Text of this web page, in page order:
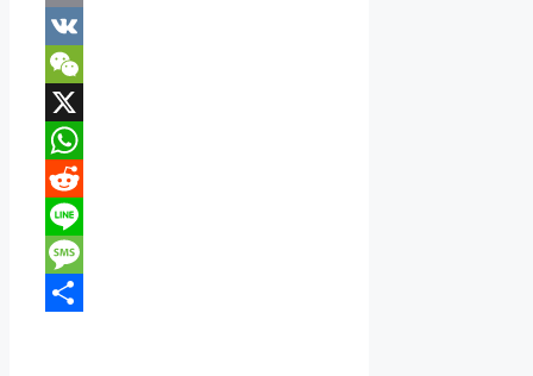
Email
VK
WeChat
X
WhatsApp
Reddit
Line
Message